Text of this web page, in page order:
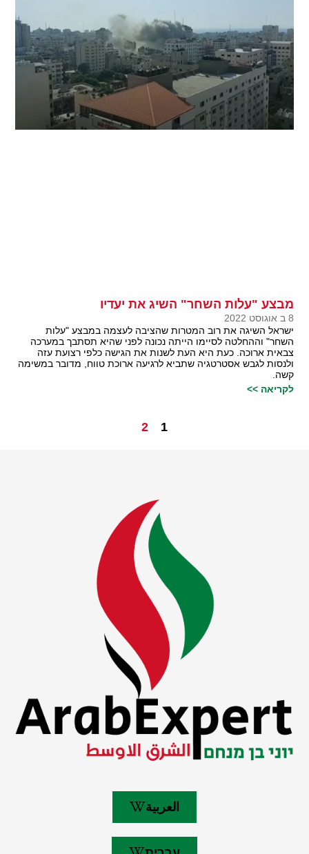
מבצע "עלות השחר" השיג את יעדיו
8 ב אוגוסט 2022
ישראל השיגה את רוב המטרות שהציבה לעצמה במבצע "עלות
השחר" וההחלטה לסיימו הייתה נכונה לפני שהיא תסתבך במערכה
צבאית ארוכה. כעת היא העת לשנות את הגישה כלפי רצועת עזה
ולנסות לגבש אסטרטגיה שתביא לרגיעה ארוכת טווח, מדובר במשימה
קשה.
לקריאה >>
1
2
العربية